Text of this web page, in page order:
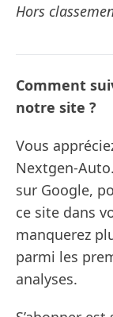
Hors
Comment
notre site ?
Vous
Nextgen-
sur Google,
ce site dans
manquerez
parmi les
analyses.